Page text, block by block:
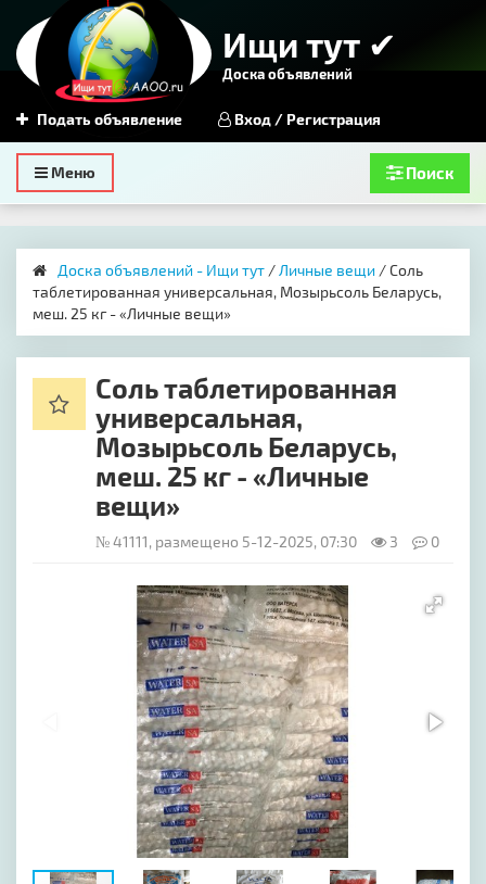
Ищи тут ✔
Доска объявлений
Подать объявление Вход / Регистрация
Toggle
navigation
Меню Поиск
Доска объявлений - Ищи тут /Личные вещи / Соль
таблетированная универсальная, Мозырьсоль Беларусь,
меш. 25 кг - «Личные вещи»
Соль таблетированная
универсальная,
Мозырьсоль Беларусь,
меш. 25 кг - «Личные
вещи»
№ 41111, размещено 5-12-2025, 07:30 3 0